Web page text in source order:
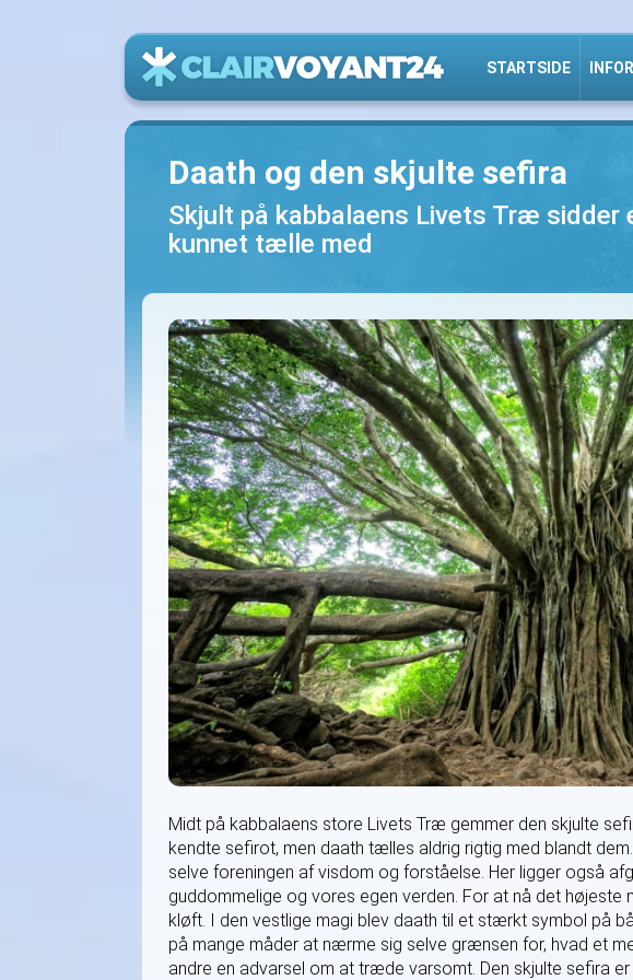
STARTSIDE
Daath og den skjulte sefira
Skjult på kabbalaens Livets Træ sidder
kunnet tælle med
Midt på kabbalaens store Livets Træ gemmer den skjulte
kendte sefirot, men daath tælles aldrig rigtig med blandt
selve foreningen af visdom og forståelse. Her ligger også
guddommelige og vores egen verden. For at nå det
kløft. I den vestlige magi blev daath til et stærkt symbol på
på mange måder at nærme sig selve grænsen for, hvad et
andre en advarsel om at træde varsomt. Den skjulte sefira